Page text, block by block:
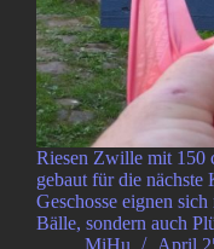
Riesen Zwille mit 150
gebaut für die nächste
Geschosse eignen
Bälle, sondern auch